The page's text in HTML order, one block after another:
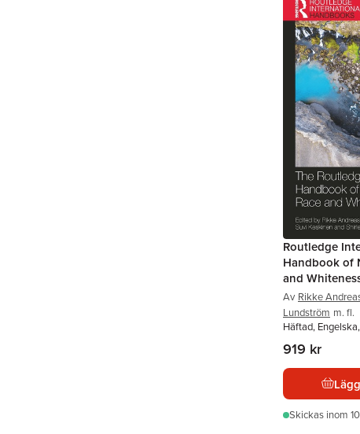
Routledge
Handbook of
and
Av Rikke
Lundström m. fl.
Häftad,
919 kr
Skickas inom